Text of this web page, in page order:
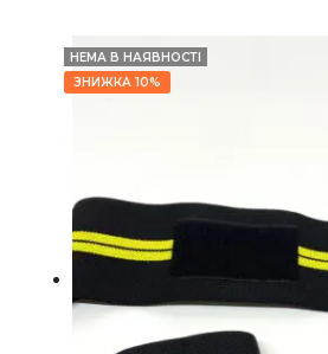
НЕМА В НАЯВНОСТІ
ЗНИЖКА 10%